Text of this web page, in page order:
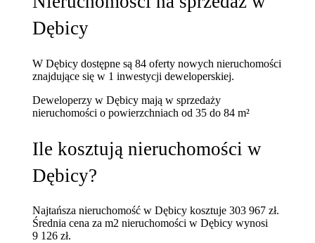
Dębicy
W Dębicy dostępne są 84 oferty nowych nieruchomości
znajdujące się w 1 inwestycji deweloperskiej.
Deweloperzy w Dębicy mają w sprzedaży
nieruchomościo powierzchniach od 35 do 84 m²
Ile kosztują nieruchomości w
Dębicy?
Najtańsza nieruchomość w Dębicy kosztuje 303 967 zł.
Średnia cena za m2 nieruchomości w Dębicy wynosi
9 126 zł.